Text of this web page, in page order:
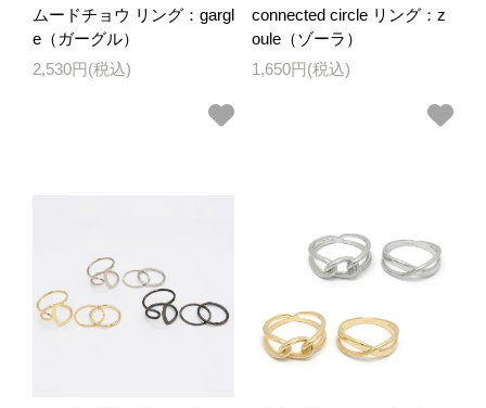
ムードチョウ リング：gargl
e（ガーグル）
2,530円(税込)
connected circle リング：z
oule（ゾーラ）
1,650円(税込)